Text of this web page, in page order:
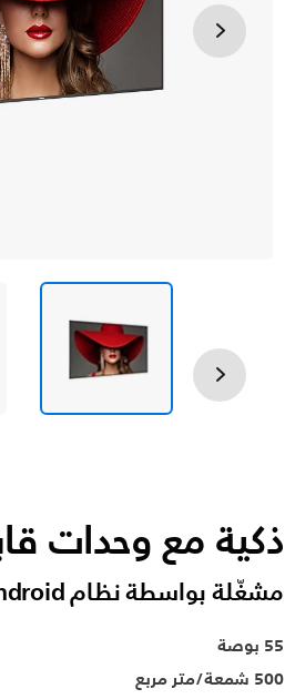
ذكية مع وحدات
مشغّلة بواسطة نظام Android
55 بوصة
500 شمعة/متر مربع